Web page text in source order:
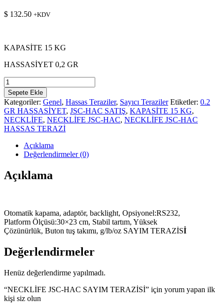
$ 132.50 +KDV
KAPASİTE 15 KG
HASSASİYET 0,2 GR
NECKLİFE
JSC-
HAC
SAYIM
TERAZİSİ
adet
Sepete Ekle
Kategoriler: Genel, Hassas Teraziler, Sayıcı Teraziler Etiketler: 0.2
GR HASSASİYET, JSC-HAC SATIŞ, KAPASİTE 15 KG,
NECKLİFE, NECKLİFE JSC-HAC, NECKLİFE JSC-HAC
HASSAS TERAZİ
Açıklama
Değerlendirmeler (0)
Açıklama
Otomatik kapama, adaptör, backlight, Opsiyonel:RS232,
Platform Ölçüsü:30×23 cm, Stabil tartım, Yüksek
Çözünürlük, Buton tuş takımı, g/lb/oz SAYIM TERAZİSİ
Değerlendirmeler
Henüz değerlendirme yapılmadı.
“NECKLİFE JSC-HAC SAYIM TERAZİSİ” için yorum yapan ilk
kişi siz olun